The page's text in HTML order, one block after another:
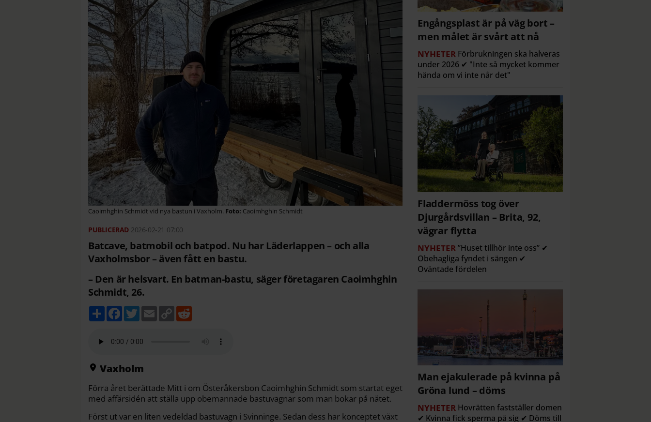
Caoimhghin Schmidt vid nya bastun i Vaxholm. Caoimhghin Schmidt
2026-02-21 07:00
Batcave, batmobil och batpod. Nu har Läderlappen – och alla
Vaxholmsbor – även fått en bastu.
– Den är helsvart. En batman-bastu, säger företagaren Caoimhghin
Schmidt, 26.
D
e
F
b
T
w
t
E
m
C
o
Vaxholm
Förra året berättade Mitt i om Österåkersbon Caoimhghin Schmidt som startat eget
med affärsidén att ställa upp obemannade bastuvagnar som man bokar på nätet.
Först ut var en liten vedeldad bastuvagn i Svinninge. Sedan dess har konceptet växt
Engångsplast är på väg bort –
men målet är svårt att nå
NYHETER Förbrukningen ska halveras
under 2026 ✔ "Inte så mycket kommer
hända om vi inte når det"
Fladdermöss tog över
Djurgårdsvillan – Brita, 92,
vägrar flytta
NYHETER”Huset tillhör inte oss” ✔
Obehagliga fyndet i sängen ✔
Oväntade fördelen
Man ejakulerade på kvinna på
Gröna lund – döms
NYHETER Hovrätten fastställer domen
✔ Kvinna fick sperma på sig ✔ Döms till